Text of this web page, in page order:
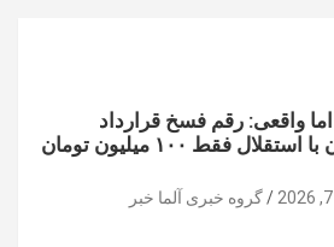
واقعی: رقم فسخ قرارداد
رضائیان با استقلال فقط ۱۰۰ میلیون تومان
گروه خبری آلما خبر